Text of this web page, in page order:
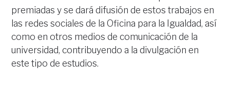
premiadas y se dará difusión de estos trabajos en
las redes sociales de la Oficina para la Igualdad, así
como en otros medios de comunicación de la
universidad, contribuyendo a la divulgación en
este tipo de estudios.